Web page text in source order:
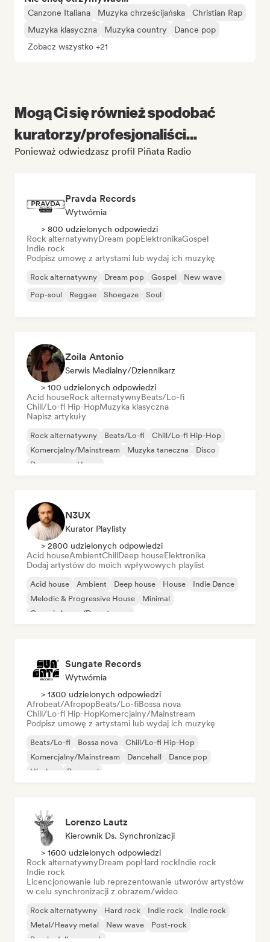
Canzone Italiana Muzyka chrześcijańska
Christian Rap
Muzyka klasyczna
Muzyka country
Dance pop
Zobacz wszystko +21
Mogą Ci się również spodobać
kuratorzy/profesjonaliści...
Ponieważ odwiedzasz profil Piñata Radio
Pravda Records
Wytwórnia
> 800 udzielonych odpowiedzi
Rock alternatywnyDream popElektronikaGospel
Indie rock
Podpisz umowę z artystami lub wydaj ich muzykę
Rock alternatywny Dream pop Gospel
New wave
Pop-soul
Reggae Shoegaze Soul
Zoila Antonio
Serwis Medialny/Dziennikarz
> 100 udzielonych odpowiedzi
Acid houseRock alternatywnyBeats/Lo-fi
Chill/Lo-fi Hip-HopMuzyka klasyczna
Napisz artykuły
Rock alternatywny Beats/Lo-fi
Chill/Lo-fi Hip-Hop
Komercjalny/Mainstream
Muzyka taneczna
Disco
Dream pop
House
N3UX
Kurator Playlisty
> 2800 udzielonych odpowiedzi
Acid houseAmbientChillDeep houseElektronika
Dodaj artystów do moich wpływowych playlist
Acid house Ambient Deep house House
Indie Dance
Melodic & Progressive House
Minimal
Organic house/Downtempo
Sungate Records
Wytwórnia
> 1300 udzielonych odpowiedzi
Afrobeat/AfropopBeats/Lo-fiBossa nova
Chill/Lo-fi Hip-HopKomercjalny/Mainstream
Podpisz umowę z artystami lub wydaj ich muzykę
Beats/Lo-fi Bossa nova
Chill/Lo-fi Hip-Hop
Komercjalny/Mainstream
Dancehall
Dance pop
Hip-hop
Pop-soul
Lorenzo Lautz
Kierownik Ds. Synchronizacji
> 1600 udzielonych odpowiedzi
Rock alternatywnyDream popHard rockIndie rock
Indie rock
Licencjonowanie lub reprezentowanie utworów artystów
w celu synchronizacji z obrazem/wideo
Rock alternatywny Hard rock Indie rock
Indie rock
Metal/Heavy metal
New wave
Post-rock
Psychedeliczny rock